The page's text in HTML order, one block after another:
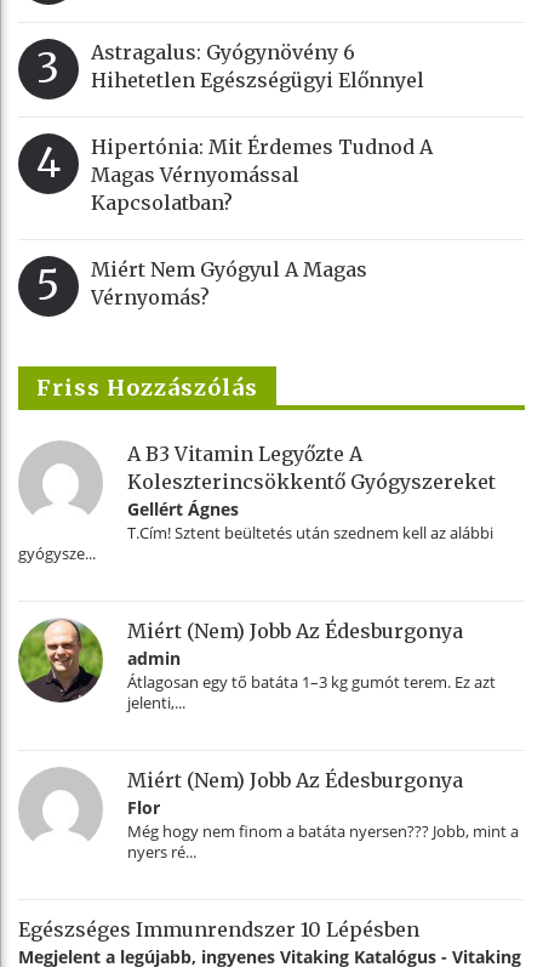
3
Astragalus: Gyógynövény 6
Hihetetlen Egészségügyi Előnnyel
4
Hipertónia: Mit Érdemes Tudnod A
Magas Vérnyomással
Kapcsolatban?
5
Miért Nem Gyógyul A Magas
Vérnyomás?
Friss Hozzászólás
A B3 Vitamin Legyőzte A
Koleszterincsökkentő Gyógyszereket
Gellért Ágnes
T.Cím! Sztent beültetés után szednem kell az alábbi
gyógysze...
Miért (nem) Jobb Az Édesburgonya
admin
Átlagosan egy tő batáta 1–3 kg gumót terem. Ez azt
jelenti,...
Miért (nem) Jobb Az Édesburgonya
Flor
Még hogy nem finom a batáta nyersen??? Jobb, mint a
nyers ré...
Egészséges Immunrendszer 10 Lépésben
Megjelent a legújabb, ingyenes Vitaking Katalógus - Vitaking